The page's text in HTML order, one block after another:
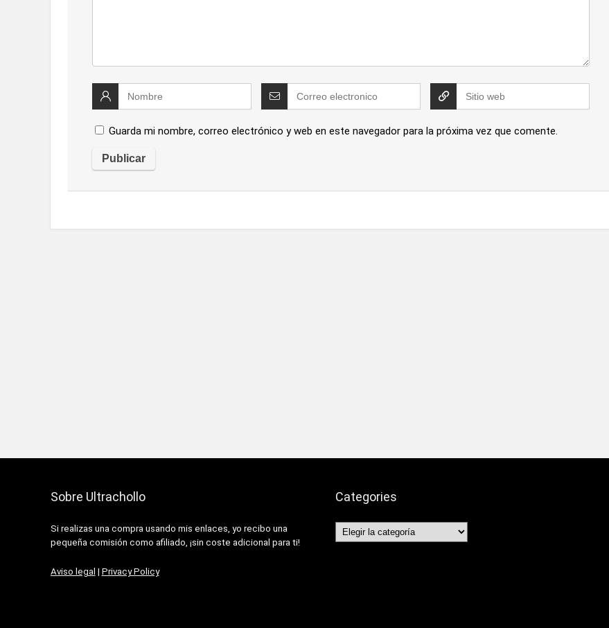
Guarda mi nombre, correo electrónico y web en este navegador para la próxima vez que comente.
Sobre Ultrachollo
Si realizas una compra usando mis enlaces, yo recibo una
pequeña comisión como afiliado, ¡sin coste adicional para ti!
Aviso legal | Privacy Policy
Categories
Categories